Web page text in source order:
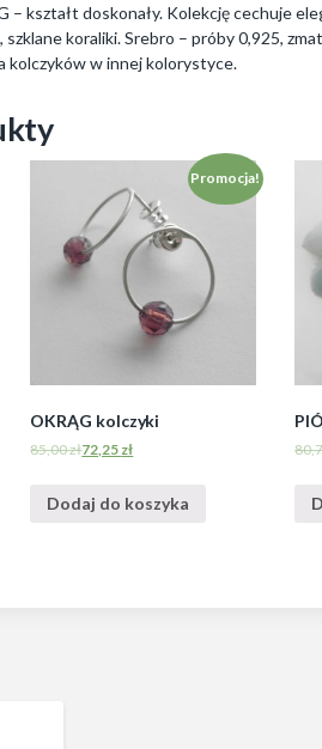
kształt doskonały. Kolekcję cechuje
koraliki. Srebro – próby 0,925,
kolczyków w innej kolorystyce.
Promocja!
OKRĄG kolczyki
85,00zł72,25 zł
Dodaj do koszyka